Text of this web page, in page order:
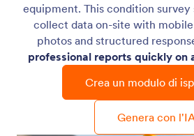
equipment. This condition
collect data on-site with
photos and structured
professional reports quickly on
Crea un modulo di
Genera con